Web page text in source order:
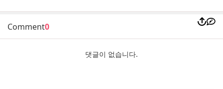
Comment0
댓글이 없습니다.